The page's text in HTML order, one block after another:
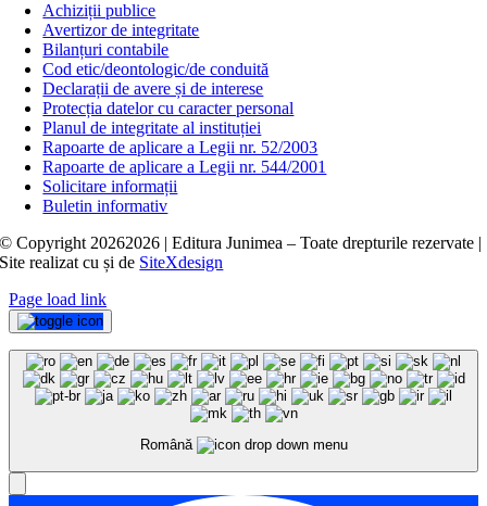
Achiziții publice
Avertizor de integritate
Bilanțuri contabile
Cod etic/deontologic/de conduită
Declarații de avere și de interese
Protecția datelor cu caracter personal
Planul de integritate al instituției
Rapoarte de aplicare a Legii nr. 52/2003
Rapoarte de aplicare a Legii nr. 544/2001
Solicitare informații
Buletin informativ
© Copyright 20262026 | Editura Junimea – Toate drepturile rezervate |
Site realizat cușide SiteXdesign
Page load link
Română